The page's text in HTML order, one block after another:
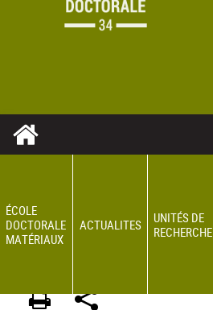
ÉCOLE
DOCTORALE
MATÉRIAUX
ACTUALITES
UNITÉS DE
RECHERCHE